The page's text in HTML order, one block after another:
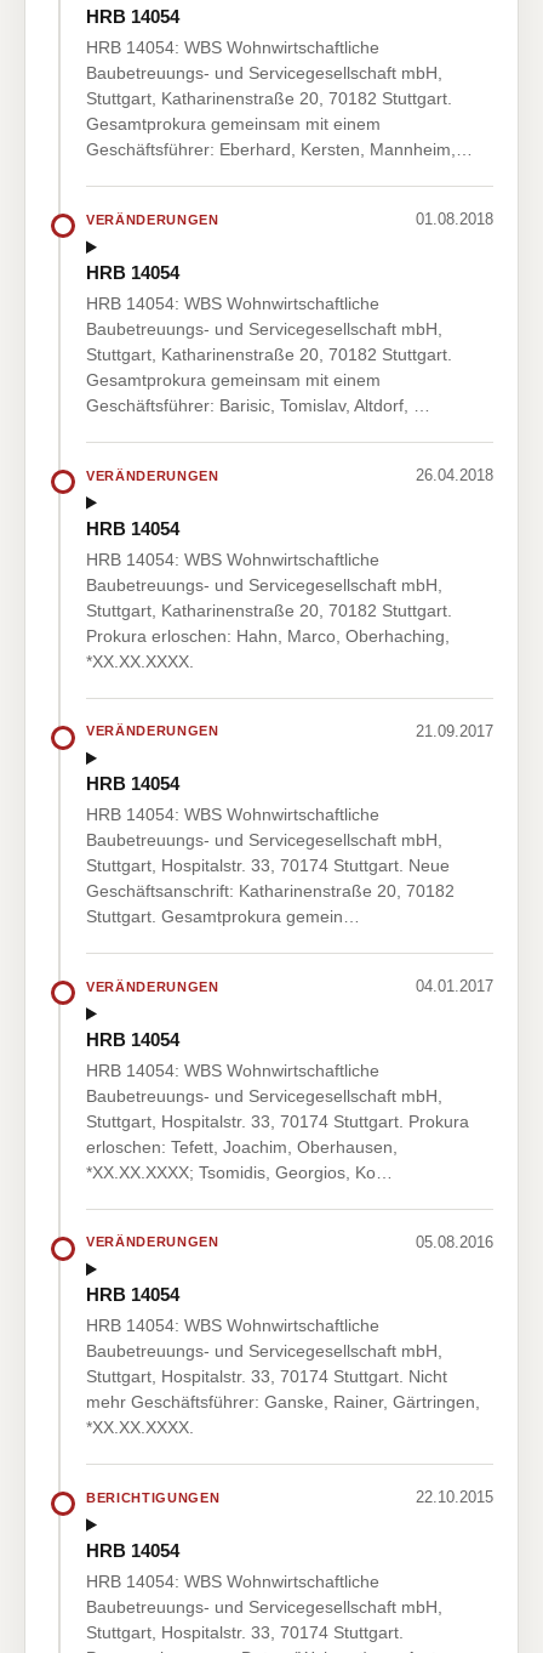
HRB 14054
HRB 14054: WBS Wohnwirtschaftliche
Baubetreuungs- und Servicegesellschaft mbH,
Stuttgart, Katharinenstraße 20, 70182 Stuttgart.
Gesamtprokura gemeinsam mit einem
Geschäftsführer: Eberhard, Kersten, Mannheim,…
VERÄNDERUNGEN 01.08.2018
HRB 14054
HRB 14054: WBS Wohnwirtschaftliche
Baubetreuungs- und Servicegesellschaft mbH,
Stuttgart, Katharinenstraße 20, 70182 Stuttgart.
Gesamtprokura gemeinsam mit einem
Geschäftsführer: Barisic, Tomislav, Altdorf, …
VERÄNDERUNGEN 26.04.2018
HRB 14054
HRB 14054: WBS Wohnwirtschaftliche
Baubetreuungs- und Servicegesellschaft mbH,
Stuttgart, Katharinenstraße 20, 70182 Stuttgart.
Prokura erloschen: Hahn, Marco, Oberhaching,
*XX.XX.XXXX.
VERÄNDERUNGEN 21.09.2017
HRB 14054
HRB 14054: WBS Wohnwirtschaftliche
Baubetreuungs- und Servicegesellschaft mbH,
Stuttgart, Hospitalstr. 33, 70174 Stuttgart. Neue
Geschäftsanschrift: Katharinenstraße 20, 70182
Stuttgart. Gesamtprokura gemein…
VERÄNDERUNGEN 04.01.2017
HRB 14054
HRB 14054: WBS Wohnwirtschaftliche
Baubetreuungs- und Servicegesellschaft mbH,
Stuttgart, Hospitalstr. 33, 70174 Stuttgart. Prokura
erloschen: Tefett, Joachim, Oberhausen,
*XX.XX.XXXX; Tsomidis, Georgios, Ko…
VERÄNDERUNGEN 05.08.2016
HRB 14054
HRB 14054: WBS Wohnwirtschaftliche
Baubetreuungs- und Servicegesellschaft mbH,
Stuttgart, Hospitalstr. 33, 70174 Stuttgart. Nicht
mehr Geschäftsführer: Ganske, Rainer, Gärtringen,
*XX.XX.XXXX.
BERICHTIGUNGEN 22.10.2015
HRB 14054
HRB 14054: WBS Wohnwirtschaftliche
Baubetreuungs- und Servicegesellschaft mbH,
Stuttgart, Hospitalstr. 33, 70174 Stuttgart.